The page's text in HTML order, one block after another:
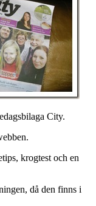
City.
krogtest och en
då den finns i